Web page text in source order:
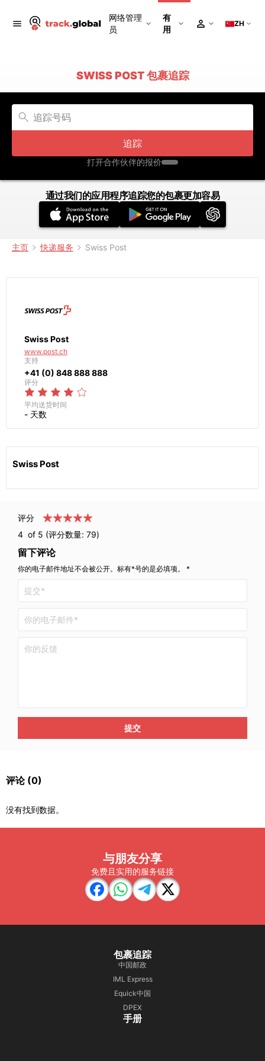
网络管理
员
有
用
ZH
SWISS POST 包裹追踪
追踪
打开合作伙伴的报价
通过我们的应用程序追踪您的包裹更加容易
主页 快递服务 Swiss Post
Swiss Post
www.post.ch
支持
+41 (0) 848 888 888
评分
平均送货时间
- 天数
Swiss Post
评分
4 of 5 (评分数量: 79)
留下评论
你的电子邮件地址不会被公开。标有*号的是必填项。 *
提交
评论 (0)
没有找到数据。
与朋友分享
免费且实用的服务链接
包裹追踪
中国邮政
IML Express
Equick中国
DPEX
手册